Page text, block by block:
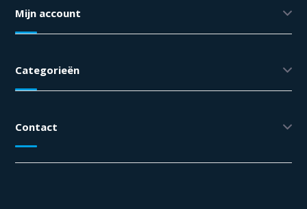
Mijn account
Categorieën
Contact